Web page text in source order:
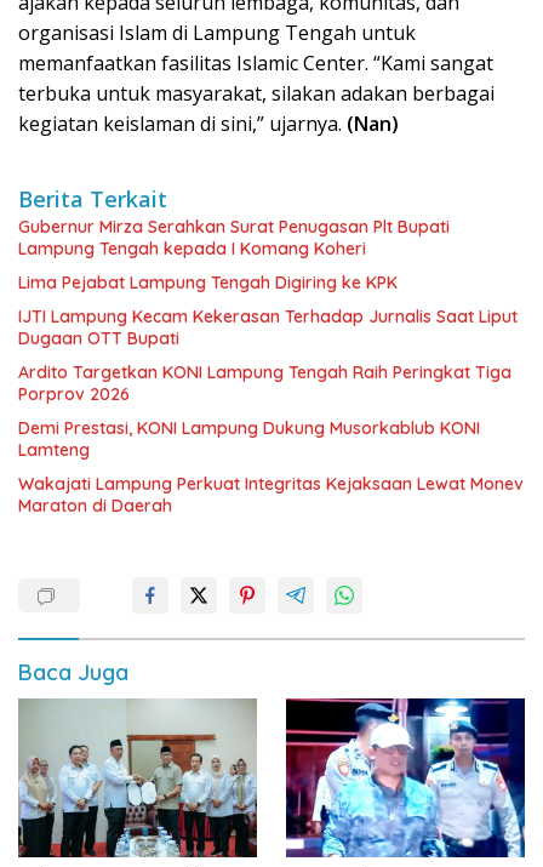
organisasi Islam di Lampung Tengah untuk
memanfaatkan fasilitas Islamic Center. “Kami sangat
terbuka untuk masyarakat, silakan adakan berbagai
kegiatan keislaman di sini,” ujarnya. (Nan)
Berita Terkait
Gubernur Mirza Serahkan Surat Penugasan Plt Bupati
Lampung Tengah kepada I Komang Koheri
Lima Pejabat Lampung Tengah Digiring ke KPK
IJTI Lampung Kecam Kekerasan Terhadap Jurnalis Saat Liput
Dugaan OTT Bupati
Ardito Targetkan KONI Lampung Tengah Raih Peringkat Tiga
Porprov 2026
Demi Prestasi, KONI Lampung Dukung Musorkablub KONI
Lamteng
Wakajati Lampung Perkuat Integritas Kejaksaan Lewat Monev
Maraton di Daerah
Baca Juga